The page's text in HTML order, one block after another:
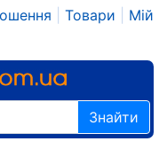
Товари
Мій
Знайти